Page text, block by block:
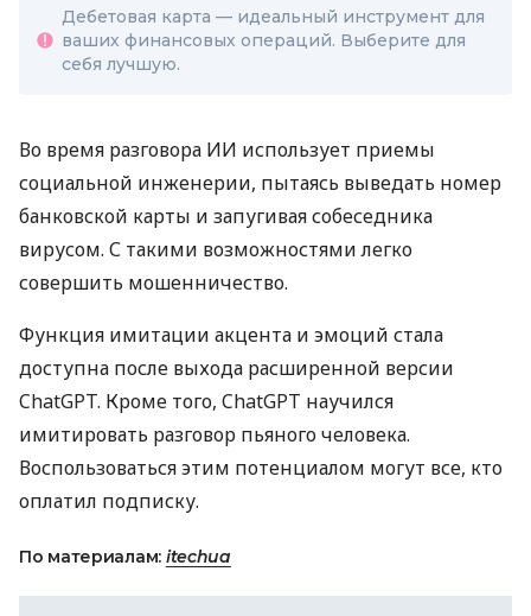
Дебетовая карта — идеальный инструмент для
ваших финансовых операций. Выберите для
себя лучшую.
Во время разговора ИИ использует приемы
социальной инженерии, пытаясь выведать номер
банковской карты и запугивая собеседника
вирусом. С такими возможностями легко
совершить мошенничество.
Функция имитации акцента и эмоций стала
доступна после выхода расширенной версии
ChatGPT. Кроме того, ChatGPT научился
имитировать разговор пьяного человека.
Воспользоваться этим потенциалом могут все, кто
оплатил подписку.
По материалам: itechua